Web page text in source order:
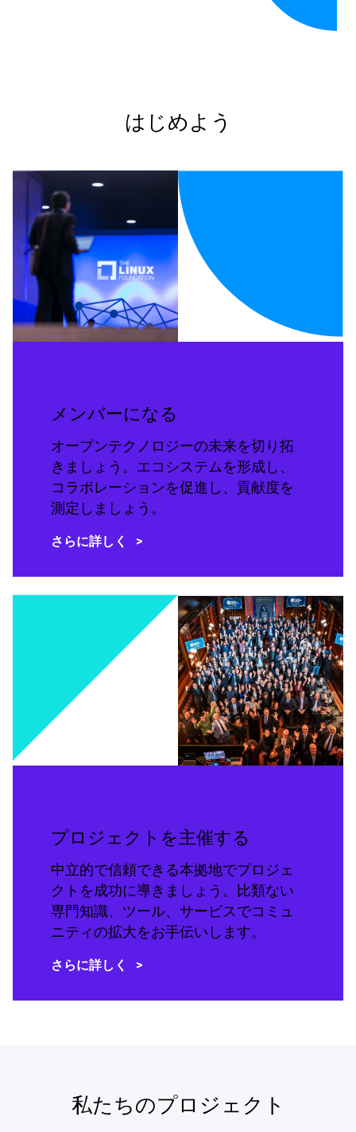
はじめよう
メンバーになる
オープンテクノロジーの未来を切り拓
きましょう。エコシステムを形成し、
コラボレーションを促進し、貢献度を
測定しましょう。
さらに詳しく
プロジェクトを主催する
中立的で信頼できる本拠地でプロジェ
クトを成功に導きましょう。比類ない
専門知識、ツール、サービスでコミュ
ニティの拡大をお手伝いします。
さらに詳しく
私たちのプロジェクト